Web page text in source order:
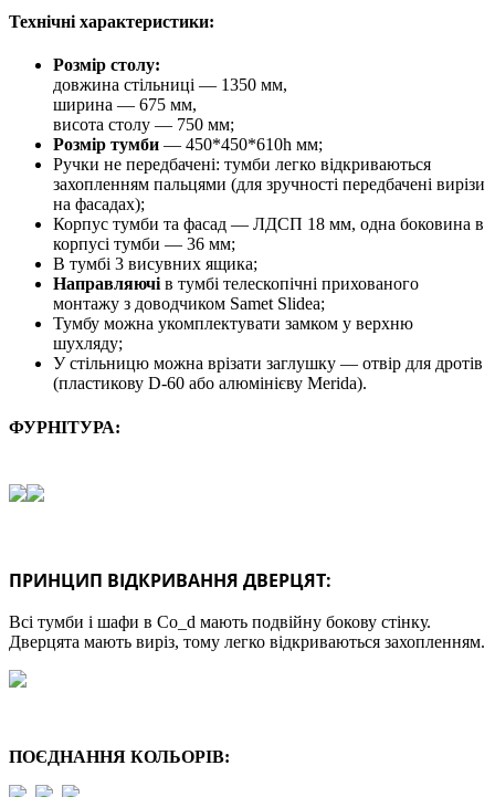
Технічні характеристики:
Розмір столу:
довжина стільниці — 1350 мм,
ширина — 675 мм,
висота столу — 750 мм;
Розмір тумби — 450*450*610h мм;
Ручки не передбачені: тумби легко відкриваються
захопленням пальцями (для зручності передбачені вирізи
на фасадах);
Корпус тумби та фасад — ЛДСП 18 мм, одна боковина в
корпусі тумби — 36 мм;
В тумбі 3 висувних ящика;
Направляючів тумбі телескопічні прихованого
монтажу з доводчиком Samet Slidea;
Тумбу можна укомплектувати замком у верхню
шухляду;
У стільницю можна врізати заглушку — отвір для дротів
(пластикову D-60 або алюмінієву Merida).
ФУРНІТУРА:
ПРИНЦИП ВІДКРИВАННЯ ДВЕРЦЯТ:
Всі тумби і шафи в Co_d мають подвійну бокову стінку.
Дверцята мають виріз, тому легко відкриваються захопленням.
ПОЄДНАННЯ КОЛЬОРІВ: